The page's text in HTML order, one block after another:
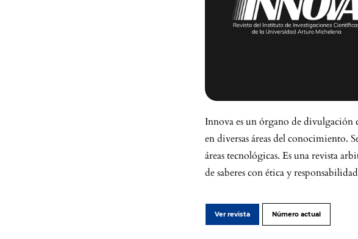
Innova es un órgano de divulgación
en diversas áreas del conocimiento.
áreas tecnológicas. Es una revista
de saberes con ética y
Ver revista Número actual